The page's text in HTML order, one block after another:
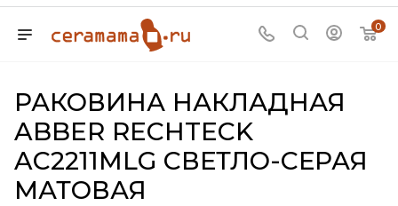
0
РАКОВИНА НАКЛАДНАЯ
ABBER RECHTECK
AC2211MLG СВЕТЛО-СЕРАЯ
МАТОВАЯ